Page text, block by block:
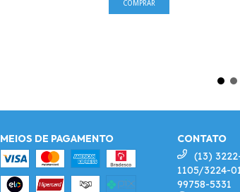
MEIOS DE PAGAMENTO
CONTATO
(13)
1105/3224-
99758-5331